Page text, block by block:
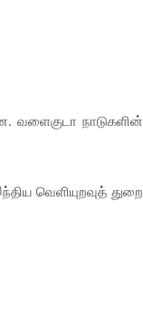
வளைகுடா நாடுகளின்
வெளியுறவுத் துறை